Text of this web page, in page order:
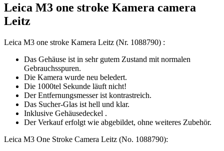
Leica M3 one stroke Kamera camera
Leitz
Leica M3 one stroke Kamera Leitz (Nr. 1088790) :
Das Gehäuse ist in sehr gutem Zustand mit normalen
Gebrauchsspuren.
Die Kamera wurde neu beledert.
Die 1000tel Sekunde läuft nicht!
Der Entfernungsmesser ist kontrastreich.
Das Sucher-Glas ist hell und klar.
Inklusive Gehäusedeckel .
Der Verkauf erfolgt wie abgebildet, ohne weiteres Zubehör.
Leica M3 One Stroke Camera Leitz (No. 1088790):